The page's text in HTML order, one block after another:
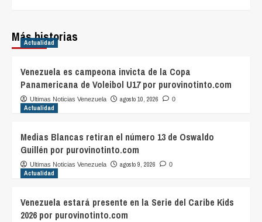
Más historias
Actualidad
Venezuela es campeona invicta de la Copa
Panamericana de Voleibol U17 por purovinotinto.com
Ultimas Noticias Venezuela agosto 10, 2026 0
Actualidad
Medias Blancas retiran el número 13 de Oswaldo
Guillén por purovinotinto.com
Ultimas Noticias Venezuela agosto 9, 2026 0
Actualidad
Venezuela estará presente en la Serie del Caribe Kids
2026 por purovinotinto.com